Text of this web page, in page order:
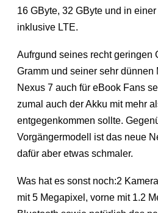
16 GByte, 32 GByte und in
inklusive LTE.
Aufrgund seines recht geringen
Gramm und seiner sehr dünnen
Nexus 7 auch für eBook Fans
zumal auch der Akku mit mehr
entgegenkommen sollte.
Vorgängermodell ist das neue
dafür aber etwas schmaler.
Was hat es sonst noch:2
mit 5 Megapixel, vorne mit 1.2